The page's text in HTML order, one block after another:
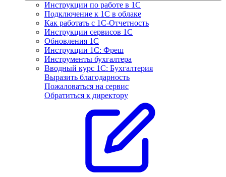
Инструкции по работе в 1С
Подключение к 1С в облаке
Как работать с 1С‑Отчетность
Инструкции сервисов 1С
Обновления 1С
Инструкции 1С: Фреш
Инструменты бухгалтера
Вводный курс 1С: Бухгалтерия
Выразить благодарность
Пожаловаться на сервис
Обратиться к директору